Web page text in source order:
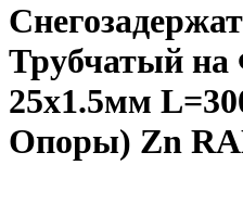
Трубчатый
25х1.5мм
Опоры) Zn